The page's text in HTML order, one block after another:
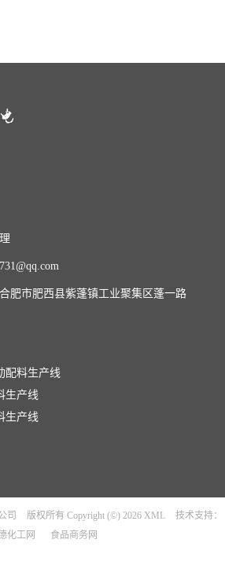
肥市肥西县紫蓬镇工业聚集区蓬一路
配料生产线
生产线
生产线
司 版权所有 Copyright (©) 2026 XML
技术支持：
化工网
食品商务网